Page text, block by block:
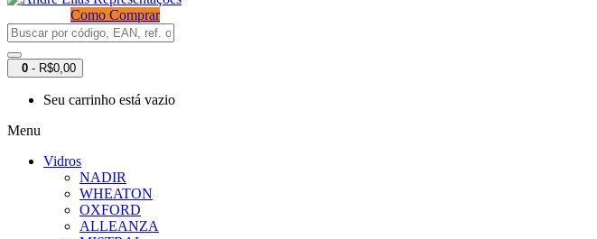
Como Comprar
0 - R$0,00
Seu carrinho está vazio
Menu
Vidros
NADIR
WHEATON
OXFORD
ALLEANZA